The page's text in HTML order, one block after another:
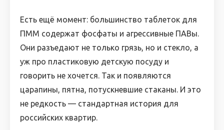
Есть ещё момент: большинство таблеток для
ПММ содержат фосфаты и агрессивные ПАВы.
Они разъедают не только грязь, но и стекло, а
уж про пластиковую детскую посуду и
говорить не хочется. Так и появляются
царапины, пятна, потускневшие стаканы. И это
не редкость — стандартная история для
российских квартир.